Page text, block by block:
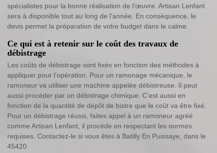
spécialistes pour la bonne réalisation de l’œuvre. Artisan Lenfant
sera à disponible tout au long de l’année. En conséquence, le
devis permet la préparation de votre budget dans le calme.
Ce qui est à retenir sur le coût des travaux de
débistrage
Les coûts de débistrage sont fixés en fonction des méthodes à
appliquer pour l’opération. Pour un ramonage mécanique, le
ramoneur va utiliser une machine appelée débistreuse. Il peut
aussi procéder par un débistrage chimique. C’est aussi en
fonction de la quantité de dépôt de bistre que le coût va être fixé.
Pour un débistrage réussi, faites appel à un ramoneur agréé
comme Artisan Lenfant, il procède en respectant les normes
requises. Contactez-le si vous êtes à Batilly En Puissaye, dans le
45420.